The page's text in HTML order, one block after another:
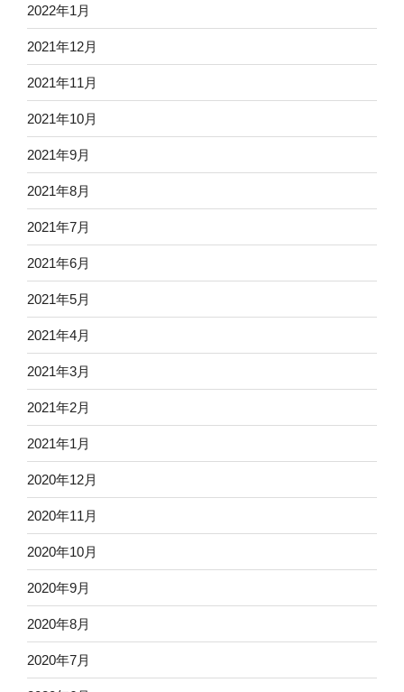
2022年1月
2021年12月
2021年11月
2021年10月
2021年9月
2021年8月
2021年7月
2021年6月
2021年5月
2021年4月
2021年3月
2021年2月
2021年1月
2020年12月
2020年11月
2020年10月
2020年9月
2020年8月
2020年7月